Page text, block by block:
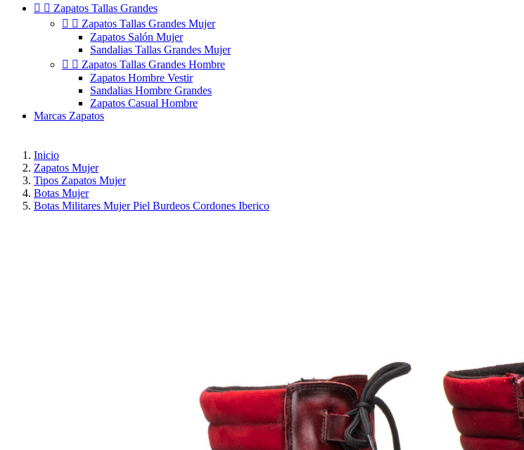
  Zapatos Tallas Grandes
  Zapatos Tallas Grandes Mujer
Zapatos Salón Mujer
Sandalias Tallas Grandes Mujer
  Zapatos Tallas Grandes Hombre
Zapatos Hombre Vestir
Sandalias Hombre Grandes
Zapatos Casual Hombre
Marcas Zapatos
Inicio
Zapatos Mujer
Tipos Zapatos Mujer
Botas Mujer
Botas Militares Mujer Piel Burdeos Cordones Iberico